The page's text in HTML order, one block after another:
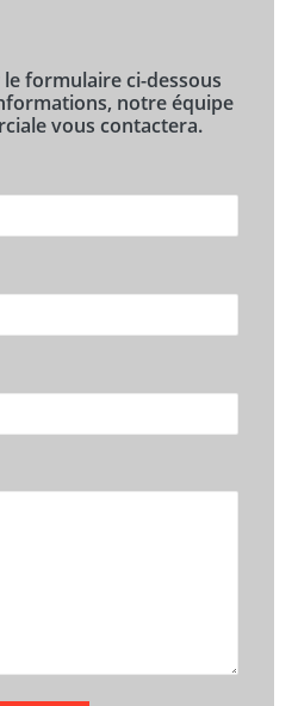
formulaire ci-dessous
notre équipe
vous contactera.